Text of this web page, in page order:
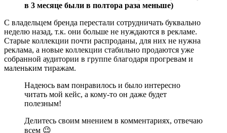
в 3 месяце были в полтора раза меньше)
С владельцем бренда перестали сотрудничать буквально
неделю назад, т.к. они больше не нуждаются в рекламе.
Старые коллекции почти распроданы, для них не нужна
реклама, а новые коллекции стабильно продаются уже
собранной аудитории в группе благодаря прогревам и
маленьким тиражам.
Надеюсь вам понравилось и было интересно
читать мой кейс, а кому-то он даже будет
полезным!
Делитесь своим мнением в комментариях, отвечаю
всем 😉